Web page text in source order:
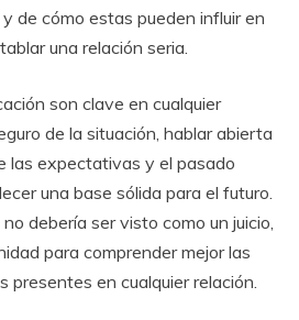
de cómo estas pueden influir en
una relación seria.
son clave en cualquier
de la situación, hablar abierta
las expectativas y el pasado
una base sólida para el futuro.
debería ser visto como un juicio,
para comprender mejor las
presentes en cualquier relación.